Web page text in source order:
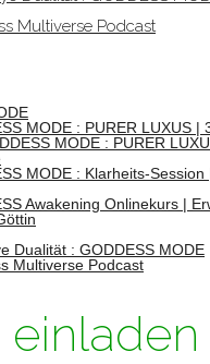
Multiverse Podcast
MODE : PURER LUXUS |
MODE : PURER
MODE : Klarheits-Session
Awakening Onlinekurs |
Dualität : GODDESS MODE
Multiverse Podcast
einladen